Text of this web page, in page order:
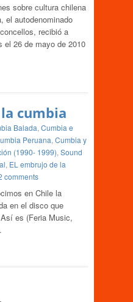
sobre cultura chilena
el autodenominado
recibió a
el 26 de mayo de 2010
cumbia
Balada, Cumbia e
Peruana, Cumbia y
(1990- 1999), Sound
, EL embrujo de la
comments
en Chile la
en el disco que
es (Feria Music,